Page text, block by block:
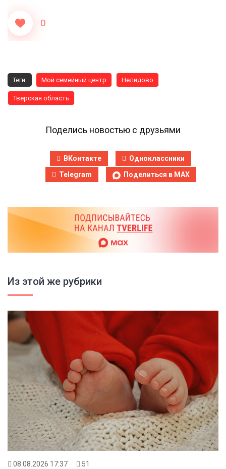
0
Теги: Мой семейный центр Нелидово
Тверская область
Поделись новостью с друзьями
ВКонтакте
Одноклассники
Telegram
Поделиться в MAX
Из этой же рубрики
08.08.2026 17:37 51